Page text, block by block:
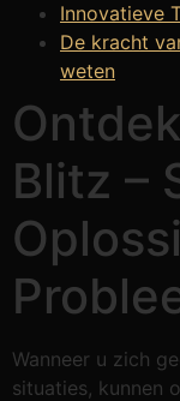
Innovatieve
De kracht
weten
Blitz –
Wanneer u zich
situaties, kunnen